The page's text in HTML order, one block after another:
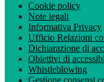
Cookie policy
Note legali
Informativa Privacy
Ufficio Relazioni
Dichiarazione di
Obiettivi di
Whistleblowing
Gestione consensi